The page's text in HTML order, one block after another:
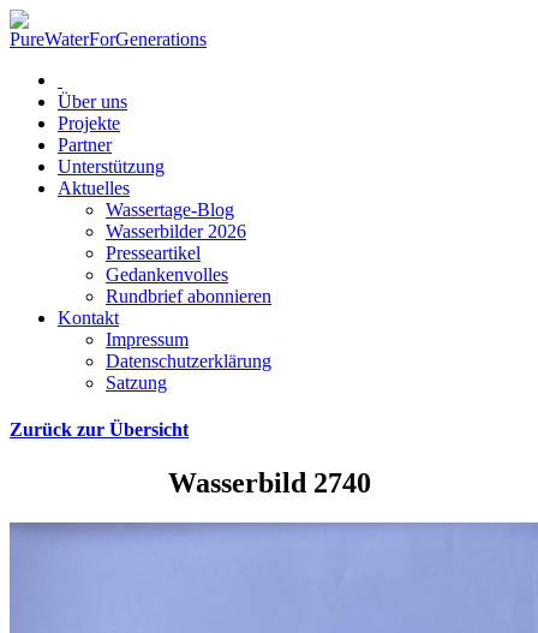
Über uns
Projekte
Partner
Unterstützung
Aktuelles
Wassertage-Blog
Wasserbilder 2026
Presseartikel
Gedankenvolles
Rundbrief abonnieren
Kontakt
Impressum
Datenschutzerklärung
Satzung
Zurück zur Übersicht
Wasserbild 2740